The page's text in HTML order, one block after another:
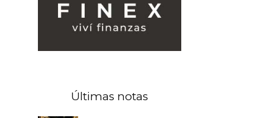
Últimas notas